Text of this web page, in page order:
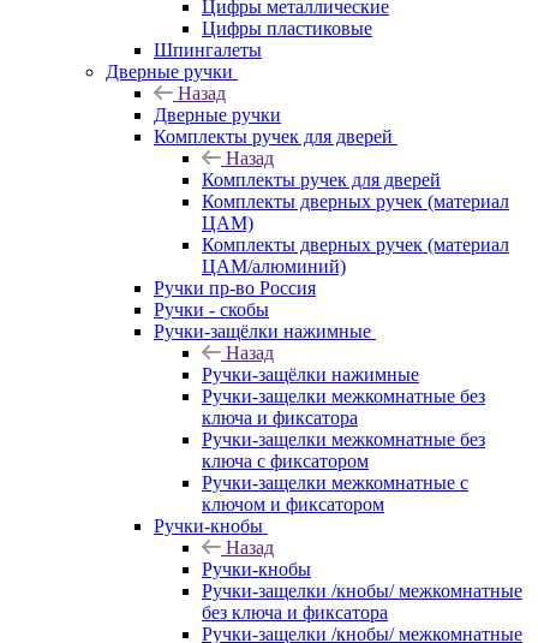
Цифры металлические
Цифры пластиковые
Шпингалеты
Дверные ручки
Назад
Дверные ручки
Комплекты ручек для дверей
Назад
Комплекты ручек для дверей
Комплекты дверных ручек (материал
ЦАМ)
Комплекты дверных ручек (материал
ЦАМ/алюминий)
Ручки пр-во Россия
Ручки - скобы
Ручки-защёлки нажимные
Назад
Ручки-защёлки нажимные
Ручки-защелки межкомнатные без
ключа и фиксатора
Ручки-защелки межкомнатные без
ключа с фиксатором
Ручки-защелки межкомнатные с
ключом и фиксатором
Ручки-кнобы
Назад
Ручки-кнобы
Ручки-защелки /кнобы/ межкомнатные
без ключа и фиксатора
Ручки-защелки /кнобы/ межкомнатные